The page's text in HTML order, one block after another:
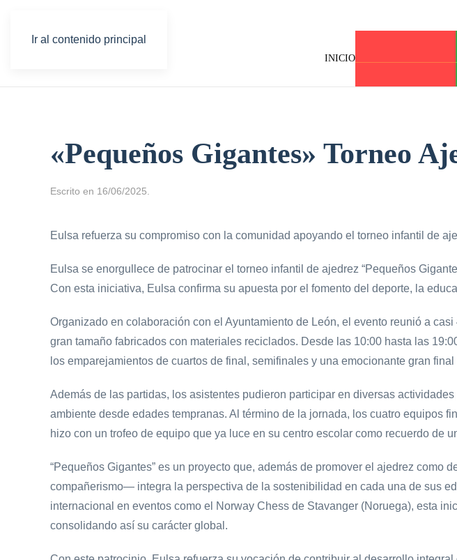
Ir al contenido principal
INICIO
«Pequeños Gigantes» Torneo
Escrito en 16/06/2025
Eulsa refuerza su compromiso con la comunidad apoyando el torneo infantil de
Eulsa se enorgullece de patrocinar el torneo infantil de ajedrez “Pequeños
Con esta iniciativa, Eulsa confirma su apuesta por el fomento del deporte, la
Organizado en colaboración con el Ayuntamiento de León, el evento reunió a
gran tamaño fabricados con materiales reciclados. Desde las 10:00 hasta las
los emparejamientos de cuartos de final, semifinales y una emocionante gran
Además de las partidas, los asistentes pudieron participar en diversas
ambiente desde edades tempranas. Al término de la jornada, los cuatro equipos
hizo con un trofeo de equipo que ya luce en su centro escolar como recuerdo de
“Pequeños Gigantes” es un proyecto que, además de promover el ajedrez
compañerismo— integra la perspectiva de la sostenibilidad en cada una de sus
internacional en eventos como el Norway Chess de Stavanger (Noruega), esta
consolidando así su carácter global.